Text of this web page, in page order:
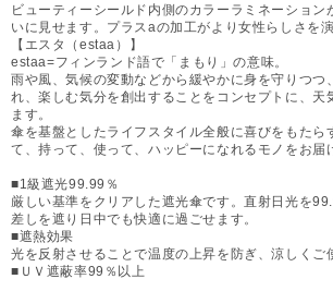
ビューティーシールド内側のカラーラミネーション
いに見せます。プラスaの加工がより女性らしさを演
【エスタ（estaa）】
estaa=フィンランド語で「まもり」の意味。
雨や風、気候の変動などから緩やかに身を守りつつ
れ、楽しむ気分を創出することをコンセプトに、天
ます。
傘を基盤としたライフスタイル全般に喜びをもたら
て、持って、使って、ハッピーになれるモノをお届
■1級遮光99.99％
厳しい基準をクリアした遮光傘です。直射日光を
差しを遮り日中でも快適に過ごせます。
■遮熱効果
光を反射させることで温度の上昇を防ぎ、涼しくご
■ＵＶ遮蔽率99％以上